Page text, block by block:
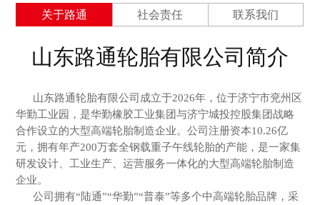
关于路通 社会责任 联系我们
山东路通轮胎有限公司简介
山东路通轮胎有限公司成立于2026年，位于济宁市兖州区
华勤工业园，是华勤橡胶工业集团与济宁城投控股集团战略
合作设立的大型高端轮胎制造企业。公司注册资本10.26亿
元，拥有年产200万套全钢载重子午线轮胎的产能，是一家集
研发设计、工业生产、运营服务一体化的大型高端轮胎制造
企业。
公司拥有“陆通”“华勤”“普泰”等多个中高端轮胎品牌，采